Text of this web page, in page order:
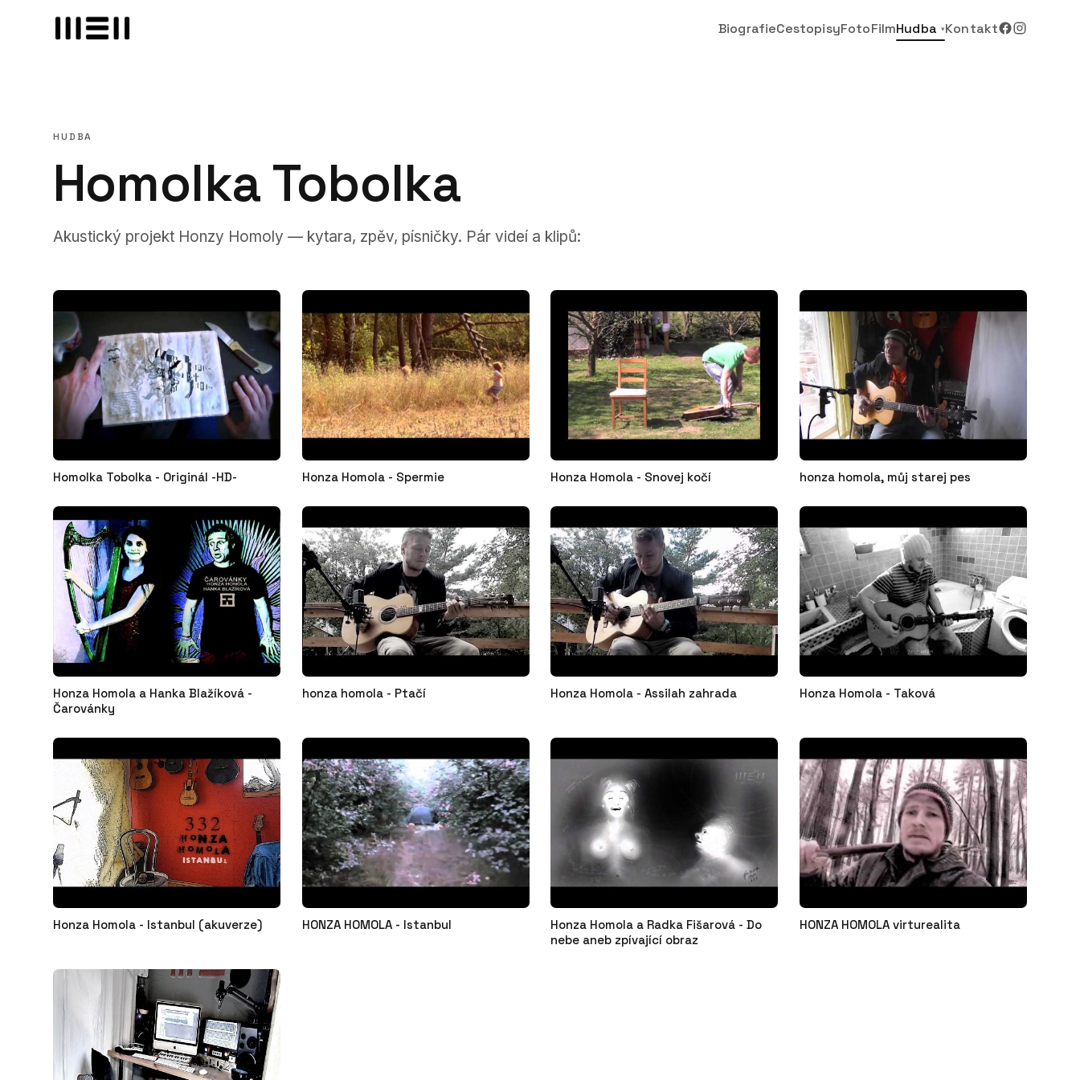
BiografieCestopisyFotoFilmHudba ▾Kontakt
HUDBA
Homolka Tobolka
Akustický projekt Honzy Homoly — kytara, zpěv, písničky. Pár videí a klipů:
Homolka Tobolka - Originál -HD- Honza Homola - Spermie Honza Homola - Snovej kočí honza homola, můj starej pes
Honza Homola a Hanka Blažíková -
Čarovánky
honza homola - Ptačí Honza Homola - Assilah zahrada Honza Homola - Taková
Honza Homola - Istanbul (akuverze) HONZA HOMOLA - Istanbul
Honza Homola a Radka Fišarová - Do
nebe aneb zpívající obraz
HONZA HOMOLA virturealita